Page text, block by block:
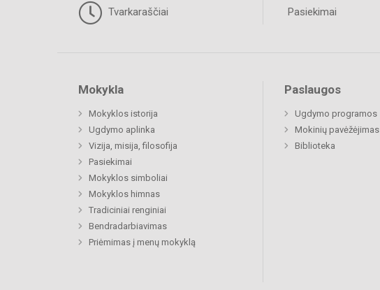
Tvarkaraščiai Pasiekimai
Mokykla
Mokyklos istorija
Ugdymo aplinka
Vizija, misija, filosofija
Pasiekimai
Mokyklos simboliai
Mokyklos himnas
Tradiciniai renginiai
Bendradarbiavimas
Priėmimas į menų mokyklą
Paslaugos
Ugdymo programos
Mokinių pavėžėjimas
Biblioteka